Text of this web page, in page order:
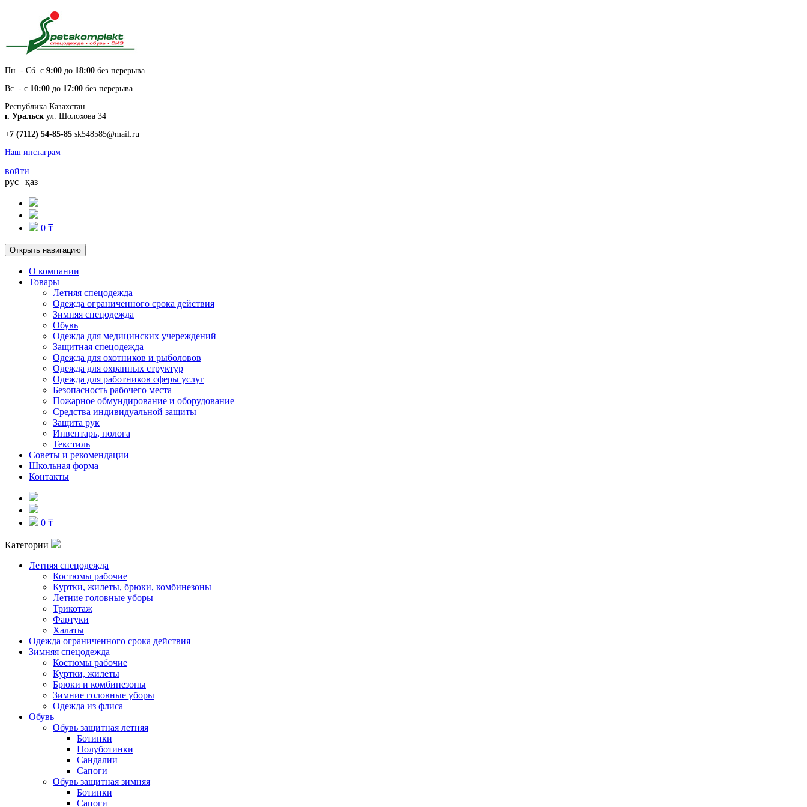
Пн. - Cб. с 9:00 до 18:00 без перерыва
Вс. - с 10:00 до 17:00 без перерыва
Республика Казахстан
г. Уральск ул. Шолохова 34
+7 (7112) 54-85-85 sk548585@mail.ru
Наш инстаграм
войти
рус | қаз
0 ₸
Открыть навигацию
О компании
Товары
Летняя спецодежда
Одежда ограниченного срока действия
Зимняя спецодежда
Обувь
Одежда для медицинских учереждений
Защитная спецодежда
Одежда для охотников и рыболовов
Одежда для охранных структур
Одежда для работников сферы услуг
Безопасность рабочего места
Пожарное обмундирование и оборудование
Средства индивидуальной защиты
Защита рук
Инвентарь, полога
Текстиль
Советы и рекомендации
Школьная форма
Контакты
0 ₸
Категории
Летняя спецодежда
Костюмы рабочие
Куртки, жилеты, брюки, комбинезоны
Летние головные уборы
Трикотаж
Фартуки
Халаты
Одежда ограниченного срока действия
Зимняя спецодежда
Костюмы рабочие
Куртки, жилеты
Брюки и комбинезоны
Зимние головные уборы
Одежда из флиса
Обувь
Обувь защитная летняя
Ботинки
Полуботинки
Сандалии
Сапоги
Обувь защитная зимняя
Ботинки
Сапоги